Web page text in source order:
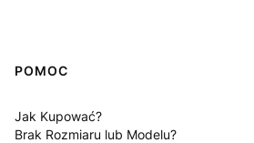
Linki w stopce
POMOC
Jak Kupować?
Brak Rozmiaru lub Modelu?